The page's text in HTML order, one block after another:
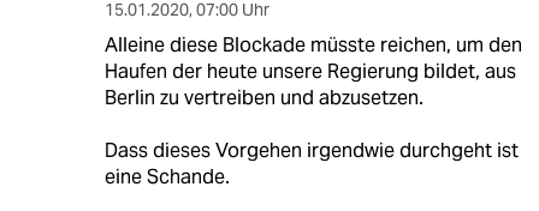
15.01.2020, 07:00 Uhr
Alleine diese Blockade müsste reichen, um den
Haufen der heute unsere Regierung bildet, aus
Berlin zu vertreiben und abzusetzen.
Dass dieses Vorgehen irgendwie durchgeht ist
eine Schande.